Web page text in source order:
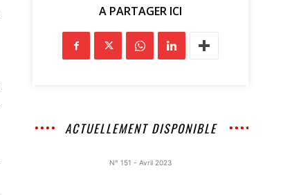
A PARTAGER ICI
ACTUELLEMENT DISPONIBLE
N° 151 - Avril 2023